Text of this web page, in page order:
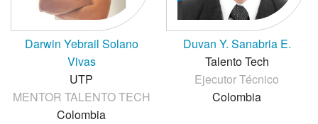
Darwin Yebrail Solano
Vivas
UTP
MENTOR TALENTO TECH
Colombia
Duvan Y. Sanabria E.
Talento Tech
Ejecutor Técnico
Colombia